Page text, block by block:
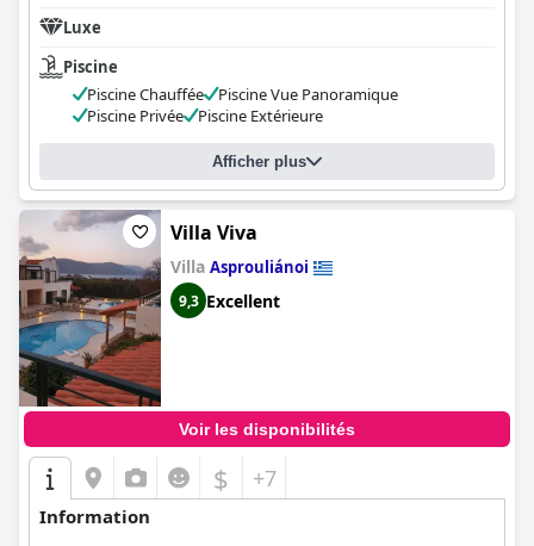
Luxe
Piscine
Piscine Chauffée
Piscine Vue Panoramique
Piscine Privée
Piscine Extérieure
Afficher plus
Villa Viva
Villa Asprouliánoi
9,3 Excellent
Voir les disponibilités
$ +7
Information